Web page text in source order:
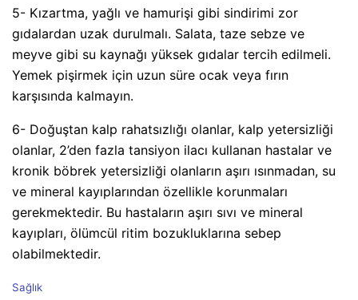
5- Kızartma, yağlı ve hamurişi gibi sindirimi zor
gıdalardan uzak durulmalı. Salata, taze sebze ve
meyve gibi su kaynağı yüksek gıdalar tercih edilmeli.
Yemek pişirmek için uzun süre ocak veya fırın
karşısında kalmayın.
6- Doğuştan kalp rahatsızlığı olanlar, kalp yetersizliği
olanlar, 2’den fazla tansiyon ilacı kullanan hastalar ve
kronik böbrek yetersizliği olanların aşırı ısınmadan, su
ve mineral kayıplarından özellikle korunmaları
gerekmektedir. Bu hastaların aşırı sıvı ve mineral
kayıpları, ölümcül ritim bozukluklarına sebep
olabilmektedir.
C
Sağlık